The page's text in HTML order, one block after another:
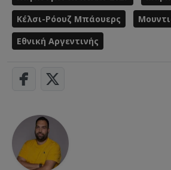
Κέλσι-Ρόουζ Μπάουερς
Εθνική Αργεντινής